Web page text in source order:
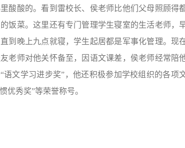
酸酸的。看到雷校长、侯老师比他们父母照顾得
饭菜。这里还有专门管理学生寝室的生活老师，
到晚上九点就寝，学生起居都是军事化管理。现
老师对他关怀备至，因语文课差，侯老师经常陪
文学习进步奖”，他还积极参加学校组织的各项
优秀奖”等荣誉称号。